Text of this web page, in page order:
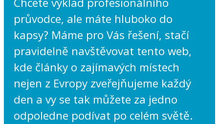
průvodce, ale máte hluboko do
kapsy? Máme pro Vás řešení, stačí
pravidelně navštěvovat tento web,
kde články o zajímavých místech
nejen z Evropy zveřejňujeme každý
den a vy se tak můžete za jedno
odpoledne podívat po celém světě.